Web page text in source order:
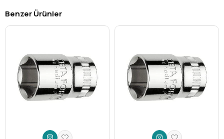
veya elektronik kutular gibi dar ve girintili alanlardaki E14
dış TORX cıvatalarına kolayca ulaşmanızı sağlar. Standart
motosiklet bakımıve makine montaj/demontajgibi
alanlarda zaman tasarrufu ve iş verimliliği sunar.
Üstün Malzeme Kalitesi:
Ceta Form, en yüksek
standartlarda üretim yapar. Bu E14 dış TORX lokma
anahtar, yüksek kaliteli
krom vanadyum (Cr-V)
ömürlülük kazandırır. Ağır hizmet koşullarında bile
Benzer Ürünler